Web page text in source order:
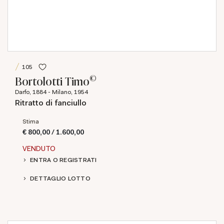
105
Bortolotti Timo©
Darfo, 1884 - Milano, 1954
Ritratto di fanciullo
Stima
€ 800,00 / 1.600,00
VENDUTO
ENTRA O REGISTRATI
DETTAGLIO LOTTO